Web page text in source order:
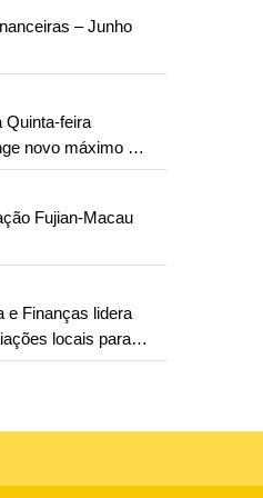
– Junho
Quinta-feira
novo máximo em
Fujian-Macau
e Finanças lidera
locais para
os trabalhos